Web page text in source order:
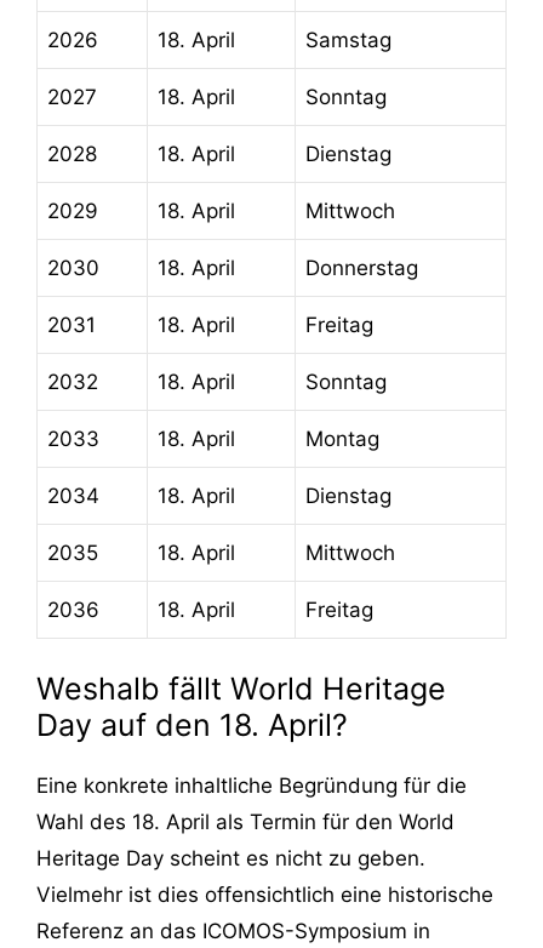
2026 18. April Samstag
2027 18. April Sonntag
2028 18. April Dienstag
2029 18. April Mittwoch
2030 18. April Donnerstag
2031 18. April Freitag
2032 18. April Sonntag
2033 18. April Montag
2034 18. April Dienstag
2035 18. April Mittwoch
2036 18. April Freitag
Weshalb fällt World Heritage
Day auf den 18. April?
Eine konkrete inhaltliche Begründung für die
Wahl des 18. April als Termin für den World
Heritage Day scheint es nicht zu geben.
Vielmehr ist dies offensichtlich eine historische
Referenz an das ICOMOS-Symposium in